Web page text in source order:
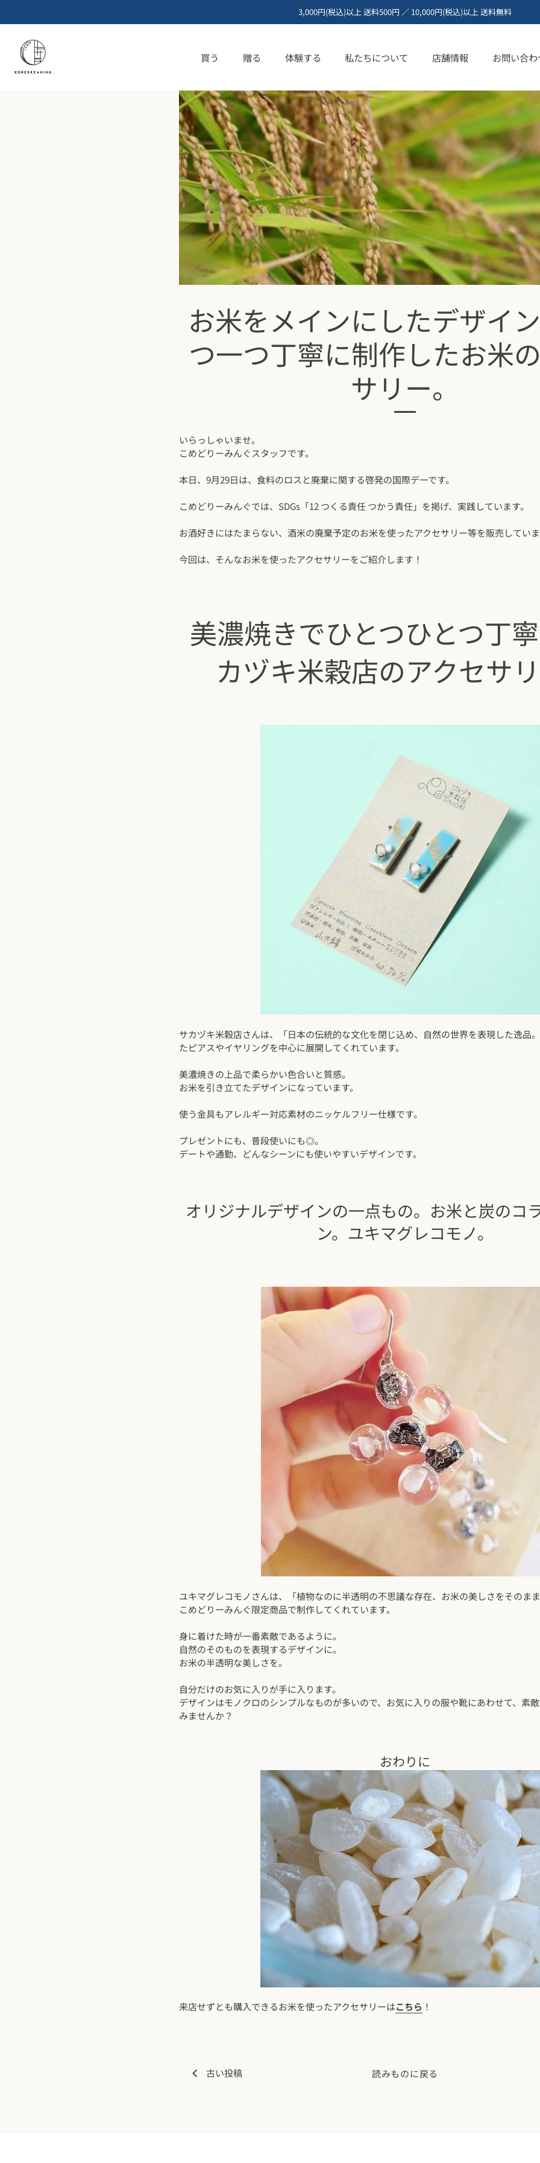
3,000円(税込)以上 送料500円 ／ 10,000円(税込)以上 送料無料
買う 贈る 体験する 私たちについて 店舗情報 お問い合わ
お米をメインにしたデザイ
つ一つ丁寧に制作したお米
サリー。
いらっしゃいませ。
こめどりーみんぐスタッフです。
本日、9月29日は、食料のロスと廃棄に関する啓発の国際デーです。
こめどりーみんぐでは、SDGs「12 つくる責任 つかう責任」を掲げ、実践しています。
お酒好きにはたまらない、酒米の廃棄予定のお米を使ったアクセサリー等を販売していま
今回は、そんなお米を使ったアクセサリーをご紹介します！
美濃焼きでひとつひとつ丁
カヅキ米穀店のアクセサリ
サカヅキ米穀店さんは、「日本の伝統的な文化を閉じ込め、自然の世界を表現した逸品
たピアスやイヤリングを中心に展開してくれています。
美濃焼きの上品で柔らかい色合いと質感。
お米を引き立てたデザインになっています。
使う金具もアレルギー対応素材のニッケルフリー仕様です。
プレゼントにも、普段使いにも◎。
デートや通勤、どんなシーンにも使いやすいデザインです。
オリジナルデザインの一点もの。お米と炭のコ
ン。ユキマグレコモノ。
ユキマグレコモノさんは、「植物なのに半透明の不思議な存在、お米の美しさをそのま
こめどりーみんぐ限定商品で制作してくれています。
身に着けた時が一番素敵であるように。
自然のそのものを表現するデザインに。
お米の半透明な美しさを。
自分だけのお気に入りが手に入ります。
デザインはモノクロのシンプルなものが多いので、お気に入りの服や靴にあわせて、素
みませんか？
おわりに
来店せずとも購入できるお米を使ったアクセサリーはこちら ！
読みものに戻る
古い投稿